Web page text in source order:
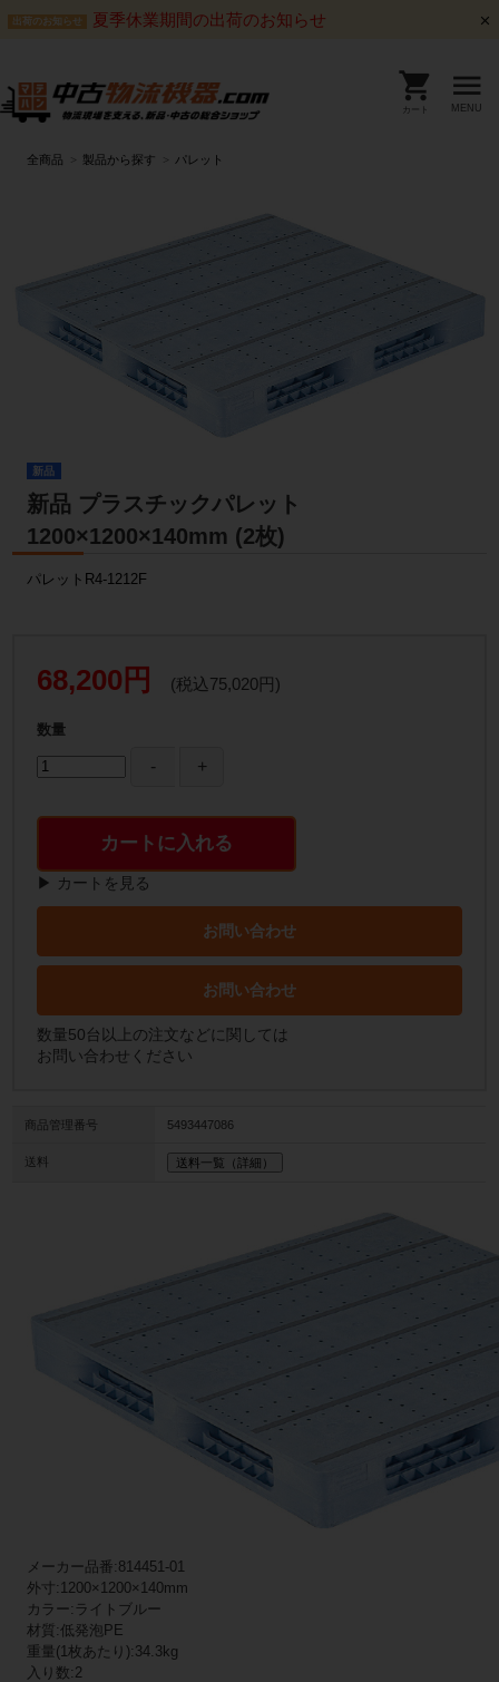
出荷のお知らせ 夏季休業期間の出荷のお知らせ
カート MENU
全商品 製品から探す パレット
新品
新品 プラスチックパレット
1200×1200×140mm (2枚)
パレットR4-1212F
68,200円 (税込75,020円)
数量
カートに入れる
▶ カートを見る
お問い合わせ
お問い合わせ
数量50台以上の注文などに関しては
お問い合わせください
商品管理番号 5493447086
送料 送料一覧（詳細）
メーカー品番:814451-01
外寸:1200×1200×140mm
カラー:ライトブルー
材質:低発泡PE
重量(1枚あたり):34.3kg
入り数:2